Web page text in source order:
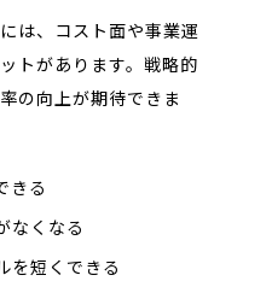
は、コスト面や事業運
トがあります。戦略的
の向上が期待できま
きる
なくなる
を短くできる